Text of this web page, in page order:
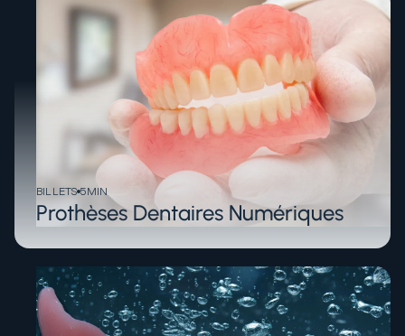
BILLETS 5MIN
Prothèses Dentaires Numériques